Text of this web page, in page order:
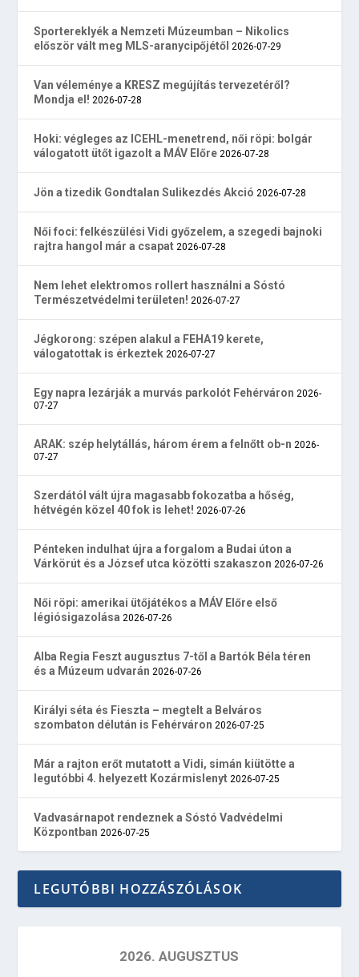
Sportereklyék a Nemzeti Múzeumban – Nikolics
először vált meg MLS-aranycipőjétől 2026-07-29
Van véleménye a KRESZ megújítás tervezetéről?
Mondja el! 2026-07-28
Hoki: végleges az ICEHL-menetrend, női röpi: bolgár
válogatott ütőt igazolt a MÁV Előre 2026-07-28
Jön a tizedik Gondtalan Sulikezdés Akció 2026-07-28
Női foci: felkészülési Vidi győzelem, a szegedi bajnoki
rajtra hangol már a csapat 2026-07-28
Nem lehet elektromos rollert használni a Sóstó
Természetvédelmi területen! 2026-07-27
Jégkorong: szépen alakul a FEHA19 kerete,
válogatottak is érkeztek 2026-07-27
Egy napra lezárják a murvás parkolót Fehérváron 2026-
07-27
ARAK: szép helytállás, három érem a felnőtt ob-n 2026-
07-27
Szerdától vált újra magasabb fokozatba a hőség,
hétvégén közel 40 fok is lehet! 2026-07-26
Pénteken indulhat újra a forgalom a Budai úton a
Várkörút és a József utca közötti szakaszon 2026-07-26
Női röpi: amerikai ütőjátékos a MÁV Előre első
légiósigazolása 2026-07-26
Alba Regia Feszt augusztus 7-től a Bartók Béla téren
és a Múzeum udvarán 2026-07-26
Királyi séta és Fieszta – megtelt a Belváros
szombaton délután is Fehérváron 2026-07-25
Már a rajton erőt mutatott a Vidi, simán kiütötte a
legutóbbi 4. helyezett Kozármislenyt 2026-07-25
Vadvasárnapot rendeznek a Sóstó Vadvédelmi
Központban 2026-07-25
LEGUTÓBBI HOZZÁSZÓLÁSOK
2026. AUGUSZTUS